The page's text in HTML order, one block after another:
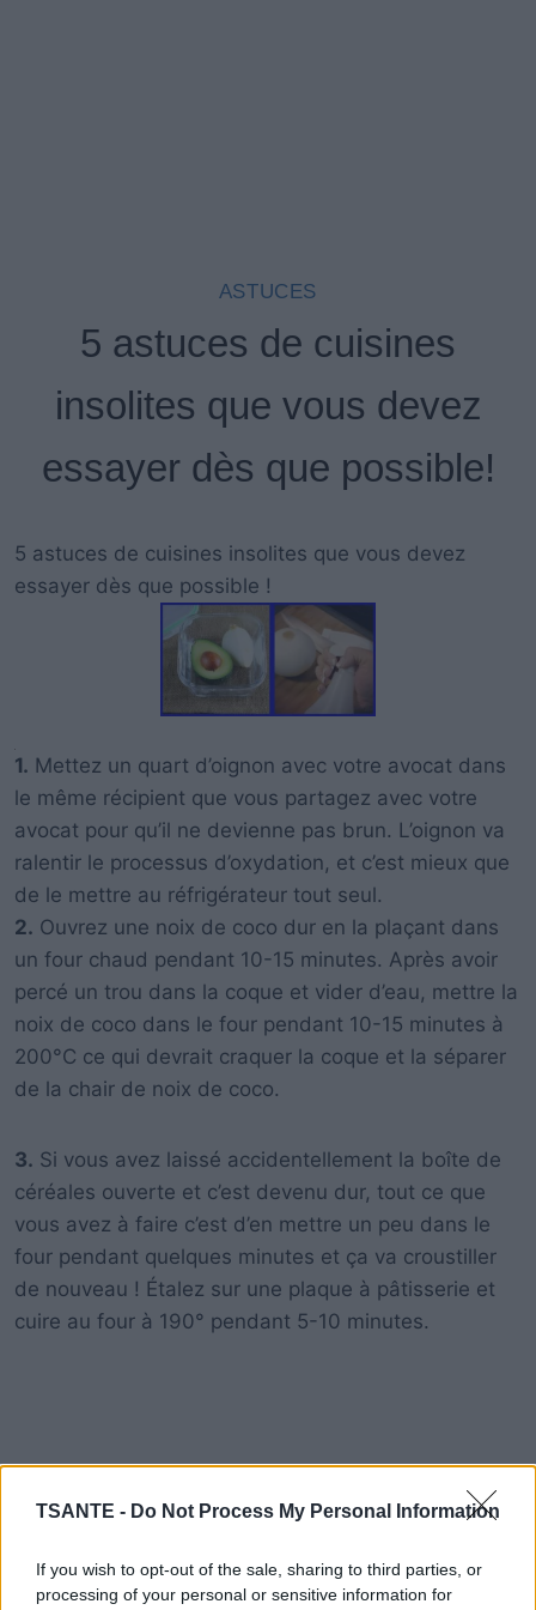
TSANTE - Do Not Process My Personal Information
If you wish to opt-out of the sale, sharing to third parties, or
processing of your personal or sensitive information for
ASTUCES
5 astuces de cuisines
insolites que vous devez
essayer dès que possible!
5 astuces de cuisines insolites que vous devez
essayer dès que possible !
1. Mettez un quart d’oignon avec votre avocat dans
le même récipient que vous partagez avec votre
avocat pour qu’il ne devienne pas brun. L’oignon va
ralentir le processus d’oxydation, et c’est mieux que
de le mettre au réfrigérateur tout seul.
2. Ouvrez une noix de coco dur en la plaçant dans
un four chaud pendant 10-15 minutes. Après avoir
percé un trou dans la coque et vider d’eau, mettre la
noix de coco dans le four pendant 10-15 minutes à
200°C ce qui devrait craquer la coque et la séparer
de la chair de noix de coco.
3. Si vous avez laissé accidentellement la boîte de
céréales ouverte et c’est devenu dur, tout ce que
vous avez à faire c’est d’en mettre un peu dans le
four pendant quelques minutes et ça va croustiller
de nouveau ! Étalez sur une plaque à pâtisserie et
cuire au four à 190° pendant 5-10 minutes.